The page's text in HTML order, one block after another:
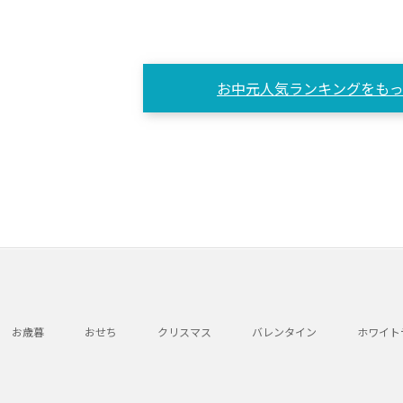
お中元人気ランキングをも
お歳暮 おせち クリスマス バレンタイン ホワイト